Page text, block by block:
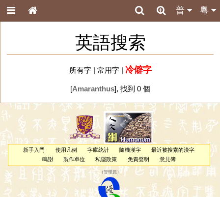
粵
普
英語搜索
所有字| 常用字| 冷僻字
[Amaranthus], 找到 0 個
新手入門 使用凡例 字庫統計 隨機漢字
最近被搜索的漢字
鳴謝
製作單位 私隱政策 免責聲明 意見簿
（管理員 ）